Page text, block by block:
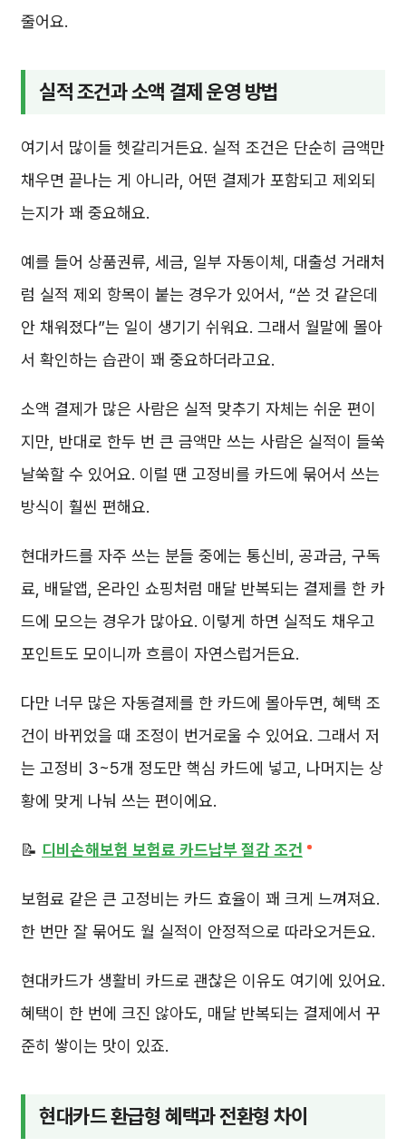
줄어요.
실적 조건과 소액 결제 운영 방법
여기서 많이들 헷갈리거든요. 실적 조건은 단순히 금액만
채우면 끝나는 게 아니라, 어떤 결제가 포함되고 제외되
는지가 꽤 중요해요.
예를 들어 상품권류, 세금, 일부 자동이체, 대출성 거래처
럼 실적 제외 항목이 붙는 경우가 있어서, “쓴 것 같은데
안 채워졌다”는 일이 생기기 쉬워요. 그래서 월말에 몰아
서 확인하는 습관이 꽤 중요하더라고요.
소액 결제가 많은 사람은 실적 맞추기 자체는 쉬운 편이
지만, 반대로 한두 번 큰 금액만 쓰는 사람은 실적이 들쑥
날쑥할 수 있어요. 이럴 땐 고정비를 카드에 묶어서 쓰는
방식이 훨씬 편해요.
현대카드를 자주 쓰는 분들 중에는 통신비, 공과금, 구독
료, 배달앱, 온라인 쇼핑처럼 매달 반복되는 결제를 한 카
드에 모으는 경우가 많아요. 이렇게 하면 실적도 채우고
포인트도 모이니까 흐름이 자연스럽거든요.
다만 너무 많은 자동결제를 한 카드에 몰아두면, 혜택 조
건이 바뀌었을 때 조정이 번거로울 수 있어요. 그래서 저
는 고정비 3~5개 정도만 핵심 카드에 넣고, 나머지는 상
황에 맞게 나눠 쓰는 편이에요.
📝 디비손해보험 보험료 카드납부 절감 조건
보험료 같은 큰 고정비는 카드 효율이 꽤 크게 느껴져요.
한 번만 잘 묶어도 월 실적이 안정적으로 따라오거든요.
현대카드가 생활비 카드로 괜찮은 이유도 여기에 있어요.
혜택이 한 번에 크진 않아도, 매달 반복되는 결제에서 꾸
준히 쌓이는 맛이 있죠.
현대카드 환급형 혜택과 전환형 차이